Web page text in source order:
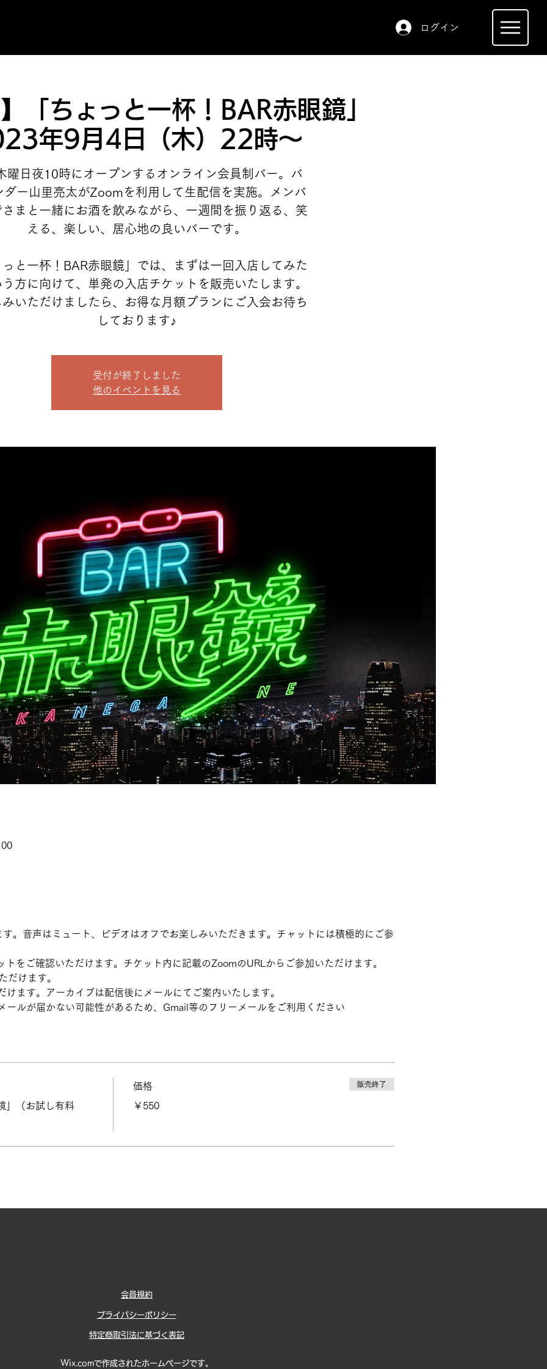
ログイン
】「ちょっと一杯！BAR赤眼鏡」
年9月4日（木）22時〜
曜日夜10時にオープンするオンライン会員制バー。バ
ダー山里亮太がZoomを利用して生配信を実施。メンバ
さまと一緒にお酒を飲みながら、一週間を振り返る、笑
える、楽しい、居心地の良いバーです。
っと一杯！BAR赤眼鏡」では、まずは一回入店してみた
う方に向けて、単発の入店チケットを販売いたします。
みいただけましたら、お得な月額プランにご入会お待ち
しております♪
受付が終了しました
他のイベントを見る
す。音声はミュート、ビデオはオフでお楽しみいただきます。チャットには積極的にご参
トをご確認いただけます。チケット内に記載のZoomのURLからご参加いただけます。
だけます。
けます。アーカイブは配信後にメールにてご案内いたします。
ルが届かない可能性があるため、Gmail等のフリーメールをご利用ください
」（お試し有料
価格
￥550
販売終了
会員規約
プライバシーポリシー
特定商取引法に基づく表記
Wix.comで作成されたホームページです。